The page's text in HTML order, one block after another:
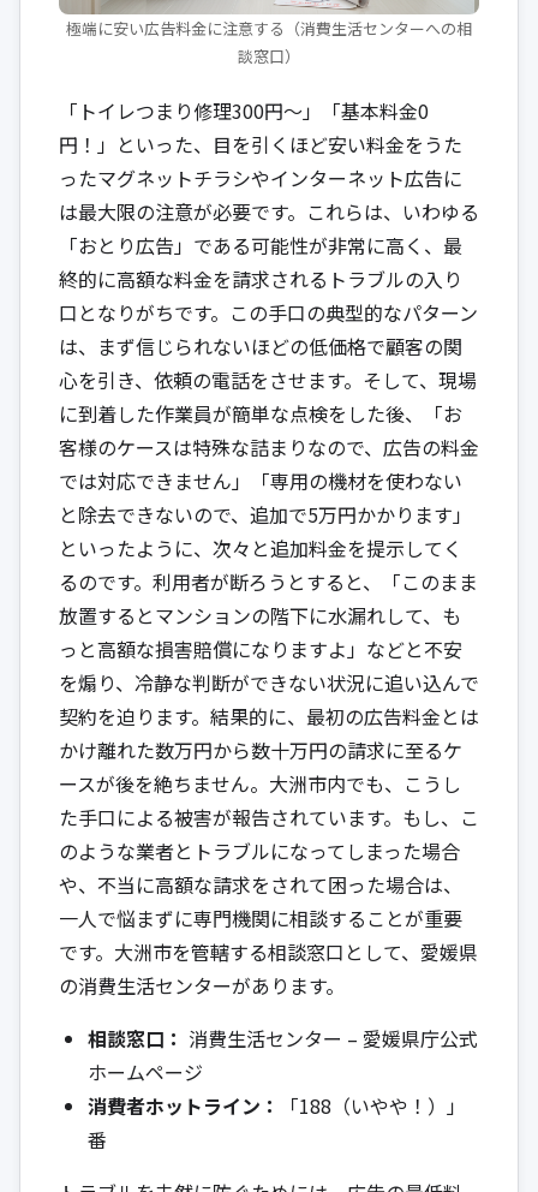
極端に安い広告料金に注意する（消費生活センターへの相
談窓口）
「トイレつまり修理300円～」「基本料金0
円！」といった、目を引くほど安い料金をうた
ったマグネットチラシやインターネット広告に
は最大限の注意が必要です。これらは、いわゆる
「おとり広告」である可能性が非常に高く、最
終的に高額な料金を請求されるトラブルの入り
口となりがちです。この手口の典型的なパターン
は、まず信じられないほどの低価格で顧客の関
心を引き、依頼の電話をさせます。そして、現場
に到着した作業員が簡単な点検をした後、「お
客様のケースは特殊な詰まりなので、広告の料金
では対応できません」「専用の機材を使わない
と除去できないので、追加で5万円かかります」
といったように、次々と追加料金を提示してく
るのです。利用者が断ろうとすると、「このまま
放置するとマンションの階下に水漏れして、も
っと高額な損害賠償になりますよ」などと不安
を煽り、冷静な判断ができない状況に追い込んで
契約を迫ります。結果的に、最初の広告料金とは
かけ離れた数万円から数十万円の請求に至るケ
ースが後を絶ちません。大洲市内でも、こうし
た手口による被害が報告されています。もし、こ
のような業者とトラブルになってしまった場合
や、不当に高額な請求をされて困った場合は、
一人で悩まずに専門機関に相談することが重要
です。大洲市を管轄する相談窓口として、愛媛県
の消費生活センターがあります。
相談窓口： 消費生活センター – 愛媛県庁公式
ホームページ
消費者ホットライン：
「188（いやや！）」
番